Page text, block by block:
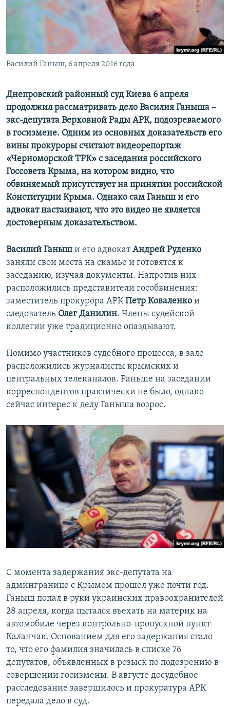
ПОБЕДИТЕЛЕЙ НЕ СУДЯТ?
КРЫМ.НЕПОКОРЕННЫЙ
УКРАИНСКАЯ ПРОБЛЕМА КРЫМА
ПРИСОЕДИНЯЙТЕСЬ!
Василий Ганыш, 6 апреля 2016 года
Днепровский районный суд Киева 6 апреля
продолжил рассматривать дело Василия Ганыша –
экс-депутата Верховной Рады АРК, подозреваемого
в госизмене. Одним из основных доказательств его
вины прокуроры считают видеорепортаж
«Черноморской ТРК» с заседания российского
Госсовета Крыма, на котором видно, что
обвиняемый присутствует на принятии российской
Конституции Крыма. Однако сам Ганыш и его
адвокат настаивают, что это видео не является
достоверным доказательством.
Василий Ганыш и его адвокатАндрей Руденко
заняли свои места на скамье и готовятся к
заседанию, изучая документы. Напротив них
расположились представители гособвинения:
заместитель прокурора АРКПетр Коваленко и
следователь Олег Данилин. Члены судейской
коллегии уже традиционно опаздывают.
Помимо участников судебного процесса, в зале
расположились журналисты крымских и
центральных телеканалов. Раньше на заседании
корреспондентов практически не было, однако
сейчас интерес к делу Ганыша возрос.
С момента задержания экс-депутата на
админгранице с Крымом прошел уже почти год.
Ганыш попал в руки украинских правоохранителей
28 апреля, когда пытался въехать на материк на
автомобиле через контрольно-пропускной пункт
Каланчак. Основанием для его задержания стало
то, что его фамилия значилась в списке 76
депутатов, объявленных в розыск по подозрению в
совершении госизмены. В августе досудебное
расследование завершилось и прокуратура АРК
передала дело в суд.